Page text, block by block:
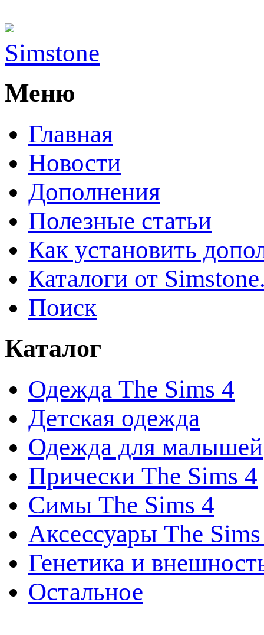
Simstone
Меню
Главная
Новости
Дополнения
Полезные статьи
Как установить
Каталоги от
Поиск
Каталог
Одежда The Sims 4
Детская одежда
Одежда для малышей
Прически The Sims 4
Симы The Sims 4
Аксессуары The
Генетика и
Остальное